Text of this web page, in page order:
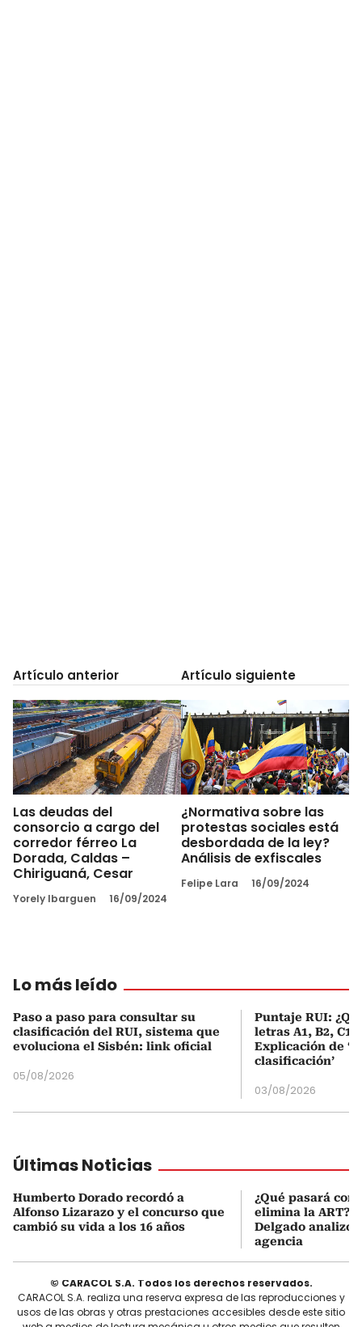
Artículo anterior
Las deudas del
consorcio a cargo del
corredor férreo La
Dorada, Caldas –
Chiriguaná, Cesar
Yorely Ibarguen 16/09/2024
Artículo siguiente
¿Normativa sobre las
protestas sociales está
desbordada de la ley?
Análisis de exfiscales
Felipe Lara 16/09/2024
Lo más leído
Paso a paso para consultar su
clasificación del RUI, sistema que
evoluciona el Sisbén: link oficial
05/08/2026
Puntaje RUI:
letras A1, B2, C1
Explicación de
clasificación’
03/08/2026
Últimas Noticias
Humberto Dorado recordó a
Alfonso Lizarazo y el concurso que
cambió su vida a los 16 años
¿Qué pasará con
elimina la ART?
Delgado analizó
agencia
© CARACOL S.A. Todos los derechos reservados.
CARACOL S.A. realiza una reserva expresa de las reproducciones y
usos de las obras y otras prestaciones accesibles desde este sitio